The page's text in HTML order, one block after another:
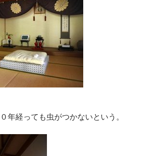
年経っても虫がつかないという。